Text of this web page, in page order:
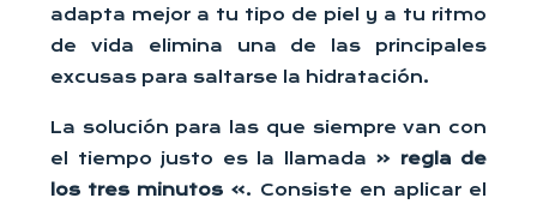
adapta mejor a tu tipo de piel y a tu ritmo
de vida elimina una de las principales
excusas para saltarse la hidratación.
La solución para las que siempre van con
el tiempo justo es la llamada « regla de
los tres minutos ». Consiste en aplicar el